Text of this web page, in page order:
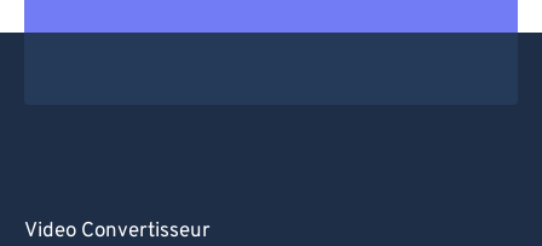
Video Convertisseur